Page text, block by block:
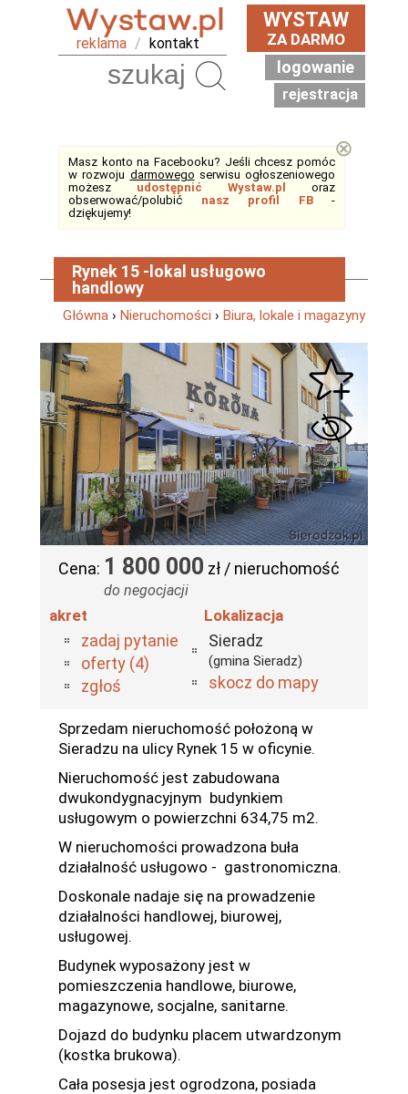
reklama / kontakt
WYSTAW
ZA DARMO
logowanie
rejestracja
Masz konto na Facebooku? Jeśli chcesz pomóc
w rozwoju darmowego serwisu ogłoszeniowego
możesz udostępnić Wystaw.pl
oraz
obserwować/polubić nasz profil FB-
dziękujemy!
⊗
Rynek 15 -lokal usługowo
handlowy
Główna › Nieruchomości › Biura, lokale i magazyny
Cena: 1 800 000 zł / nieruchomość
do negocjacji
akret
zadaj pytanie
oferty (4)
zgłoś
Lokalizacja
Sieradz
(gmina Sieradz)
skocz do mapy
Sprzedam nieruchomość położoną w
Sieradzu na ulicy Rynek 15 w oficynie.
Nieruchomość jest zabudowana
dwukondygnacyjnym budynkiem
usługowym o powierzchni 634,75 m2.
W nieruchomości prowadzona buła
działalność usługowo - gastronomiczna.
Doskonale nadaje się na prowadzenie
działalności handlowej, biurowej,
usługowej.
Budynek wyposażony jest w
pomieszczenia handlowe, biurowe,
magazynowe, socjalne, sanitarne.
Dojazd do budynku placem utwardzonym
(kostka brukowa).
Cała posesja jest ogrodzona, posiada